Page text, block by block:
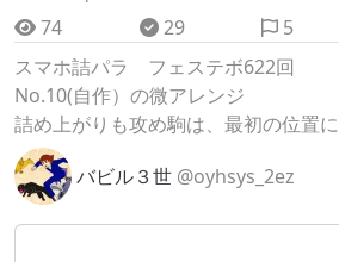
74 29 5
スマホ詰パラ フェステボ622回
No.10(自作）の微アレンジ
詰め上がりも攻め駒は、最初の位置に
バビル３世 @oyhsys_2ez